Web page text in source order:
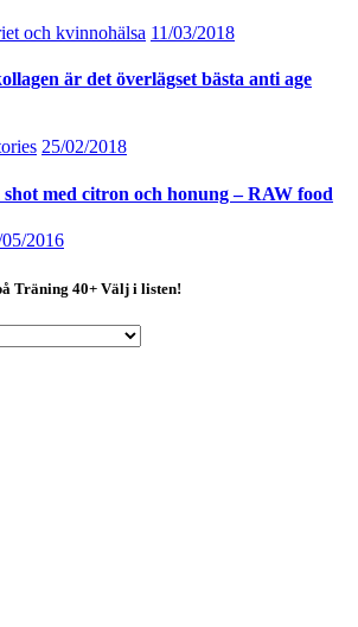
och kvinnohälsa 11/03/2018
är det överlägset bästa anti age
25/02/2018
med citron och honung – RAW food
2016
Träning 40+ Välj i listen!